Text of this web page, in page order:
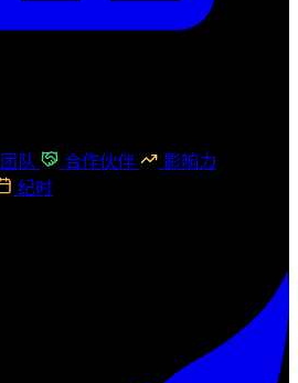
团队 合作伙伴
影响力
纪时